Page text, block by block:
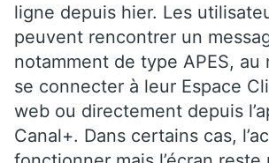
ligne depuis hier. Les
peuvent rencontrer un
notamment de type APES, au
se connecter à leur Espace
web ou directement depuis
Canal+. Dans certains cas,